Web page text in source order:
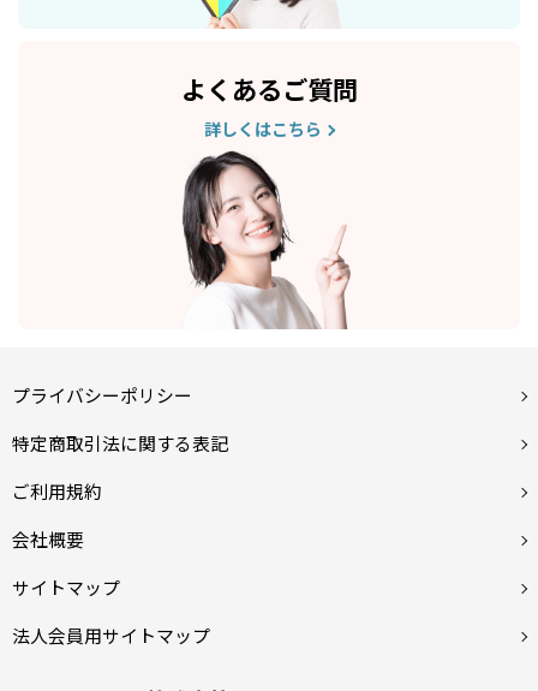
よくあるご質問
詳しくはこちら
プライバシーポリシー
特定商取引法に関する表記
ご利用規約
会社概要
サイトマップ
法人会員用サイトマップ